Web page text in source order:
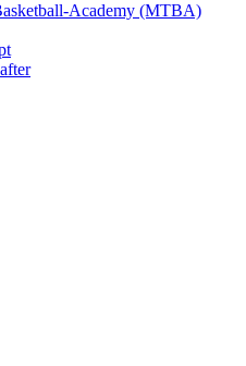
Academy (MTBA)